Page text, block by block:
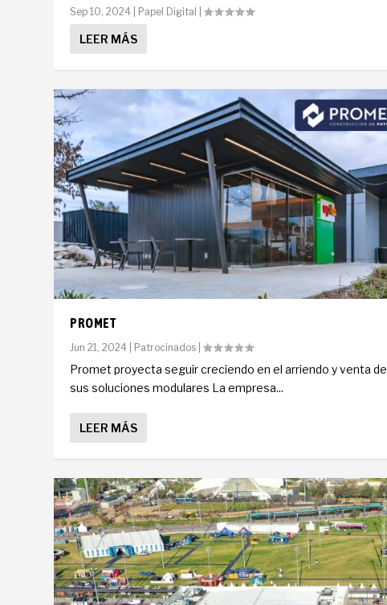
Sep 10, 2024 Papel Digital |
LEER MÁS
PROMET
Jun 21, 2024 Patrocinados |
Promet proyecta seguir creciendo en el arriendo y venta de
sus soluciones modulares La empresa...
LEER MÁS